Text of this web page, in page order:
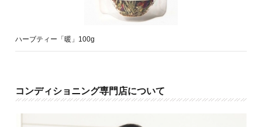
ハーブティー「暖」100g
コンディショニング専門店について